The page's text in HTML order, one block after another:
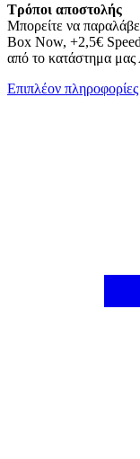
Τρόποι αποστολής
Μπορείτε να
Box Now, +2,5€
από το κατάστημα
Επιπλέον πληροφορίες